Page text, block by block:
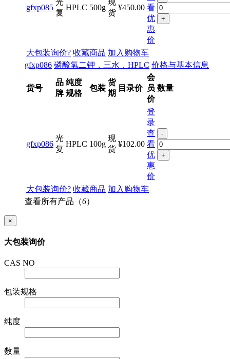
gfxp085
复
HPLC 500g
货
¥450.00 看
优
惠
价
+
大包装询价? 收藏商品 加入购物车
gfxp086 磷酸氢二钾，三水，HPLC 价格与基本信息
货号
品
牌
纯度
规格
包装
货
期
目录价
会
员
价
数量
gfxp086
光
复
HPLC 100g
现
货
¥102.00
登
录
查
看
优
惠
价
-
+
大包装询价? 收藏商品 加入购物车
查看所有产品（6）
×
大包装询价
CAS NO
包装规格
纯度
数量